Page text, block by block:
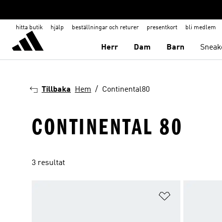
hitta butik hjälp beställningar och returer presentkort bli medlem
Herr Dam Barn
Tillbaka Hem Continental80
CONTINENTAL 80
3 resultat